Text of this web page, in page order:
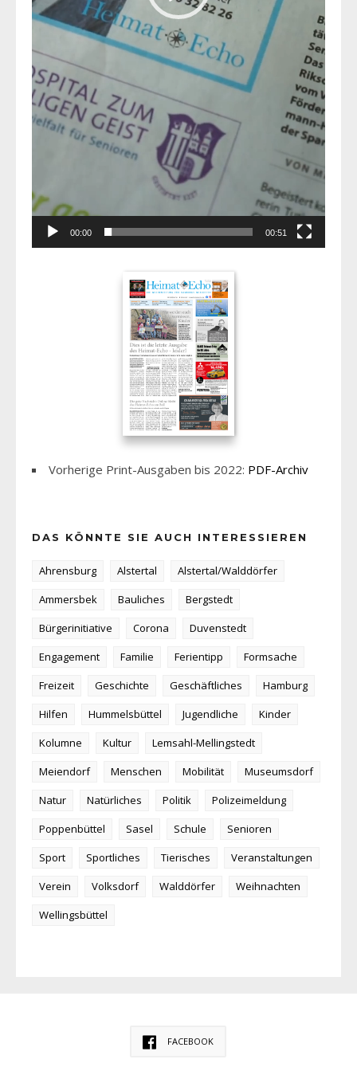
00:00 00:51
Vorherige Print-Ausgaben bis 2022: PDF-Archiv
DAS KÖNNTE SIE AUCH INTERESSIEREN
Ahrensburg Alstertal
Alstertal/Walddörfer
Ammersbek
Bauliches
Bergstedt
Bürgerinitiative
Corona
Duvenstedt
Engagement
Familie Ferientipp
Formsache
Freizeit
Geschichte Geschäftliches
Hamburg
Hilfen
Hummelsbüttel Jugendliche
Kinder
Kolumne
Kultur
Lemsahl-Mellingstedt
Meiendorf
Menschen Mobilität
Museumsdorf
Natur
Natürliches Politik
Polizeimeldung
Poppenbüttel
Sasel Schule
Senioren
Sport
Sportliches Tierisches
Veranstaltungen
Verein
Volksdorf Walddörfer
Weihnachten
Wellingsbüttel
FACEBOOK